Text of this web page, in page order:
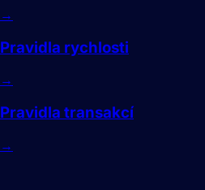
→
Pravidla rychlosti
→
Pravidla transakcí
→